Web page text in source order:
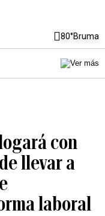
80°Bruma
con
llevar a
laboral